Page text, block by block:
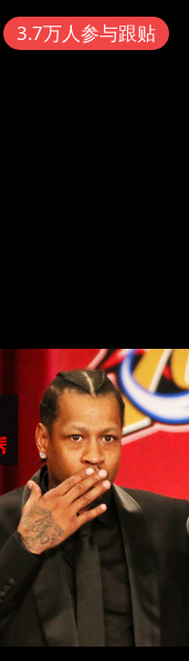
3.7万人参与跟贴